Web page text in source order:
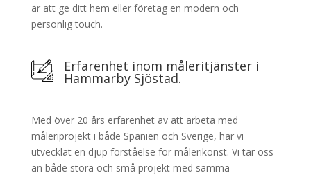
är att ge ditt hem eller företag en modern och
personlig touch.
Erfarenhet inom måleritjänster i
Hammarby Sjöstad.
Med över 20 års erfarenhet av att arbeta med
måleriprojekt i både Spanien och Sverige, har vi
utvecklat en djup förståelse för målerikonst. Vi tar oss
an både stora och små projekt med samma